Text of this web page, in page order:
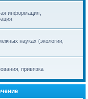
информация,
науках (экологии,
привязка